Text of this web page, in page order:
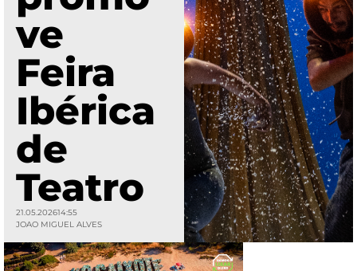
ve
Feira
Ibérica
de
Teatro
21.05.202614:55
JOAO MIGUEL ALVES